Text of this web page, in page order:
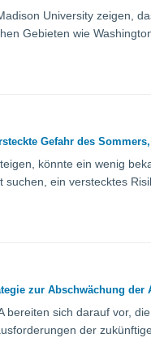
University zeigen,
Gebieten wie
Gefahr des
könnte ein wenig
suchen, ein verstecktes
zur Abschwächung
bereiten sich darauf vor,
der